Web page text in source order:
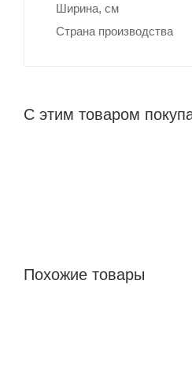
Ширина, cм
Страна производства
С этим товаром
Похожие товары